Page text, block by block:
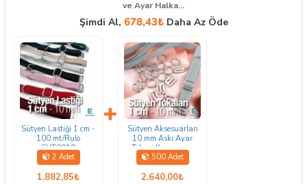
ve Ayar Halka...
Şimdi Al, 678,43₺Daha Az Öde
Sütyen Lastiği 1 cm -
100 mt/Rulo
SUT0010
2 Adet
1.882,85₺
+
Sütyen Aksesuarları
10 mm Askı Ayar
Tokası Kancası ve
Halkası CGT003T10
500 Adet
2.640,00₺